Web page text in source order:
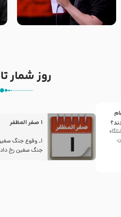
تک ، عبّاس، صاحب دل‌هاست –
حاج حنیف طاهری – عزاداری شب
روز شمار
1 صفر المظفر
جنگ صفین رخ داد.